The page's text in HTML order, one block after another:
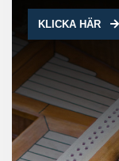
KLICKA HÄR